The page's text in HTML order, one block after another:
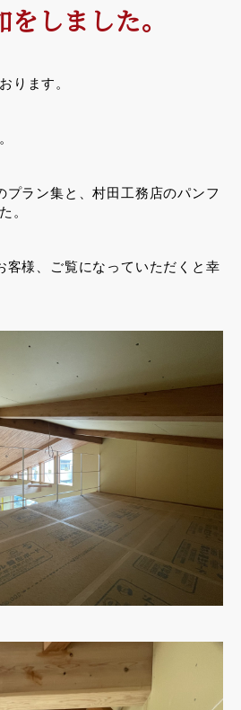
しました。
ります。
プラン集と、村田工務店のパンフ
。
客様、ご覧になっていただくと幸